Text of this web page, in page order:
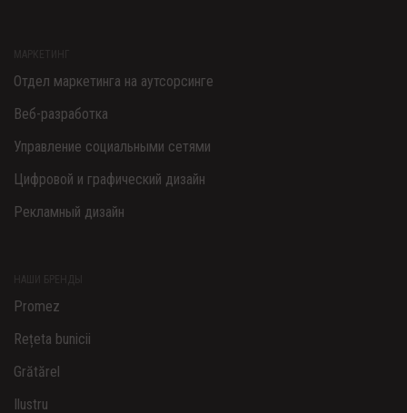
Отдел маркетинга на аутсорсинге
Веб-разработка
Управление социальными сетями
Цифровой и графический дизайн
Рекламный дизайн
Promez
Rețeta bunicii
Grătărel
Ilustru